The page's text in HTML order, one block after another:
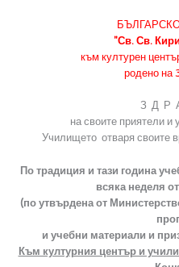
"Св. Св.
към културен
родено на
З Д Р
на своите приятели и
Училището отваря своите
По традиция и тази година
всяка неделя
(по утвърдена от
и учебни материали и
Към културния център и